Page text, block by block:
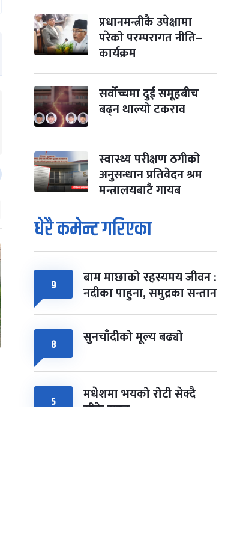
प्रधानमन्त्रीकै उपेक्षामा
परेको परम्परागत नीति–
कार्यक्रम
सर्वोच्चमा दुई समूहबीच
बढ्न थाल्यो टकराव
स्वास्थ्य परीक्षण ठगीको
अनुसन्धान प्रतिवेदन श्रम
मन्त्रालयबाटै गायब
धेरै कमेन्ट गरिएका
९ बाम माछाको रहस्यमय जीवन :
नदीका पाहुना, समुद्रका सन्तान
८ सुनचाँदीको मूल्य बढ्यो
५ मधेशमा भयको रोटी सेक्दै
सीके राउत